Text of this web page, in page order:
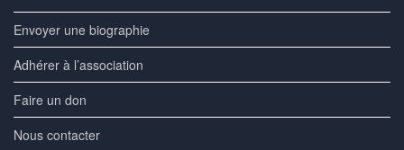
Envoyer une biographie
Adhérer à l’association
Faire un don
Nous contacter